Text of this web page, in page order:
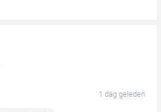
1 dag geleden